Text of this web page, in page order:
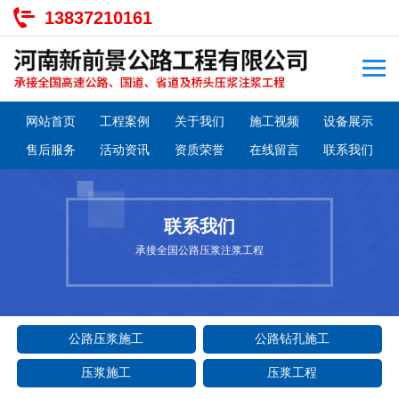
13837210161
网站首页 工程案例 关于我们 施工视频
设备展示
售后服务
活动资讯 资质荣誉 在线留言 联系我们
联系我们
承接全国公路压浆注浆工程
公路压浆施工 公路钻孔施工
压浆施工 压浆工程